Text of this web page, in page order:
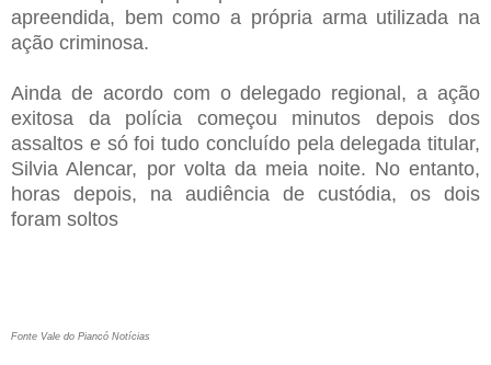
apreendida, bem como a própria arma utilizada na
ação criminosa.
Ainda de acordo com o delegado regional, a ação
exitosa da polícia começou minutos depois dos
assaltos e só foi tudo concluído pela delegada titular,
Silvia Alencar, por volta da meia noite. No entanto,
horas depois, na audiência de custódia, os dois
foram soltos
Fonte Vale do Piancó Notícias